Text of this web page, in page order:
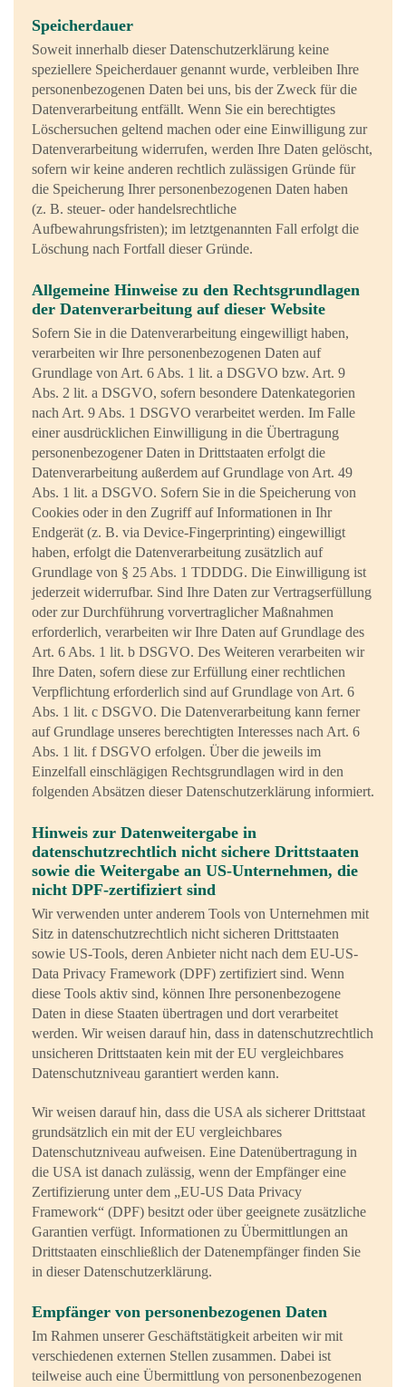
Speicherdauer
Soweit innerhalb dieser Datenschutzerklärung keine
speziellere Speicherdauer genannt wurde, verbleiben Ihre
personenbezogenen Daten bei uns, bis der Zweck für die
Datenverarbeitung entfällt. Wenn Sie ein berechtigtes
Löschersuchen geltend machen oder eine Einwilligung zur
Datenverarbeitung widerrufen, werden Ihre Daten gelöscht,
sofern wir keine anderen rechtlich zulässigen Gründe für
die Speicherung Ihrer personenbezogenen Daten haben
(z. B. steuer- oder handelsrechtliche
Aufbewahrungsfristen); im letztgenannten Fall erfolgt die
Löschung nach Fortfall dieser Gründe.
Allgemeine Hinweise zu den Rechtsgrundlagen
der Datenverarbeitung auf dieser Website
Sofern Sie in die Datenverarbeitung eingewilligt haben,
verarbeiten wir Ihre personenbezogenen Daten auf
Grundlage von Art. 6 Abs. 1 lit. a DSGVO bzw. Art. 9
Abs. 2 lit. a DSGVO, sofern besondere Datenkategorien
nach Art. 9 Abs. 1 DSGVO verarbeitet werden. Im Falle
einer ausdrücklichen Einwilligung in die Übertragung
personenbezogener Daten in Drittstaaten erfolgt die
Datenverarbeitung außerdem auf Grundlage von Art. 49
Abs. 1 lit. a DSGVO. Sofern Sie in die Speicherung von
Cookies oder in den Zugriff auf Informationen in Ihr
Endgerät (z. B. via Device-Fingerprinting) eingewilligt
haben, erfolgt die Datenverarbeitung zusätzlich auf
Grundlage von § 25 Abs. 1 TDDDG. Die Einwilligung ist
jederzeit widerrufbar. Sind Ihre Daten zur Vertragserfüllung
oder zur Durchführung vorvertraglicher Maßnahmen
erforderlich, verarbeiten wir Ihre Daten auf Grundlage des
Art. 6 Abs. 1 lit. b DSGVO. Des Weiteren verarbeiten wir
Ihre Daten, sofern diese zur Erfüllung einer rechtlichen
Verpflichtung erforderlich sind auf Grundlage von Art. 6
Abs. 1 lit. c DSGVO. Die Datenverarbeitung kann ferner
auf Grundlage unseres berechtigten Interesses nach Art. 6
Abs. 1 lit. f DSGVO erfolgen. Über die jeweils im
Einzelfall einschlägigen Rechtsgrundlagen wird in den
folgenden Absätzen dieser Datenschutzerklärung informiert.
Hinweis zur Datenweitergabe in
datenschutzrechtlich nicht sichere Drittstaaten
sowie die Weitergabe an US-Unternehmen, die
nicht DPF-zertifiziert sind
Wir verwenden unter anderem Tools von Unternehmen mit
Sitz in datenschutzrechtlich nicht sicheren Drittstaaten
sowie US-Tools, deren Anbieter nicht nach dem EU-US-
Data Privacy Framework (DPF) zertifiziert sind. Wenn
diese Tools aktiv sind, können Ihre personenbezogene
Daten in diese Staaten übertragen und dort verarbeitet
werden. Wir weisen darauf hin, dass in datenschutzrechtlich
unsicheren Drittstaaten kein mit der EU vergleichbares
Datenschutzniveau garantiert werden kann.
Wir weisen darauf hin, dass die USA als sicherer Drittstaat
grundsätzlich ein mit der EU vergleichbares
Datenschutzniveau aufweisen. Eine Datenübertragung in
die USA ist danach zulässig, wenn der Empfänger eine
Zertifizierung unter dem „EU-US Data Privacy
Framework“ (DPF) besitzt oder über geeignete zusätzliche
Garantien verfügt. Informationen zu Übermittlungen an
Drittstaaten einschließlich der Datenempfänger finden Sie
in dieser Datenschutzerklärung.
Empfänger von personenbezogenen Daten
Im Rahmen unserer Geschäftstätigkeit arbeiten wir mit
verschiedenen externen Stellen zusammen. Dabei ist
teilweise auch eine Übermittlung von personenbezogenen